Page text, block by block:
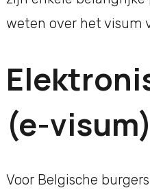
weten over het visum
(e-visum)
Voor Belgische